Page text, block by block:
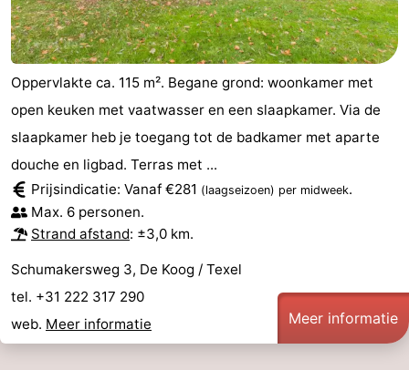
Oppervlakte ca. 115 m². Begane grond: woonkamer met
open keuken met vaatwasser en een slaapkamer. Via de
slaapkamer heb je toegang tot de badkamer met aparte
douche en ligbad. Terras met ...
Prijsindicatie: Vanaf €281 (laagseizoen) per midweek.
Max. 6 personen.
Strand afstand: ±3,0 km.
Schumakersweg 3, De Koog / Texel
tel. +31 222 317 290
web. Meer informatie Meer informatie